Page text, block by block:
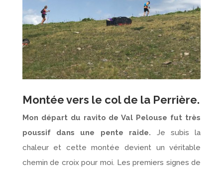
Montée vers le col de la Perrière.
Mon départ du ravito de Val Pelouse fut très
poussif dans une pente raide. Je subis la
chaleur et cette montée devient un véritable
chemin de croix pour moi. Les premiers signes de